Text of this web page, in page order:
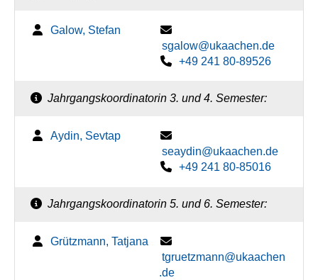
Galow, Stefan
sgalow@ukaachen.de
+49 241 80-89526
Jahrgangskoordinatorin 3. und 4. Semester:
Aydin, Sevtap
seaydin@ukaachen.de
+49 241 80-85016
Jahrgangskoordinatorin 5. und 6. Semester:
Grützmann, Tatjana
tgruetzmann@ukaachen
.de